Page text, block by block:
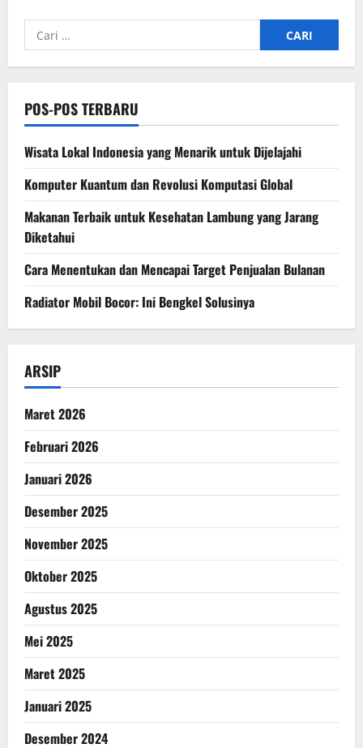
Cari
untuk:
POS-POS TERBARU
Wisata Lokal Indonesia yang Menarik untuk Dijelajahi
Komputer Kuantum dan Revolusi Komputasi Global
Makanan Terbaik untuk Kesehatan Lambung yang Jarang
Diketahui
Cara Menentukan dan Mencapai Target Penjualan Bulanan
Radiator Mobil Bocor: Ini Bengkel Solusinya
ARSIP
Maret 2026
Februari 2026
Januari 2026
Desember 2025
November 2025
Oktober 2025
Agustus 2025
Mei 2025
Maret 2025
Januari 2025
Desember 2024